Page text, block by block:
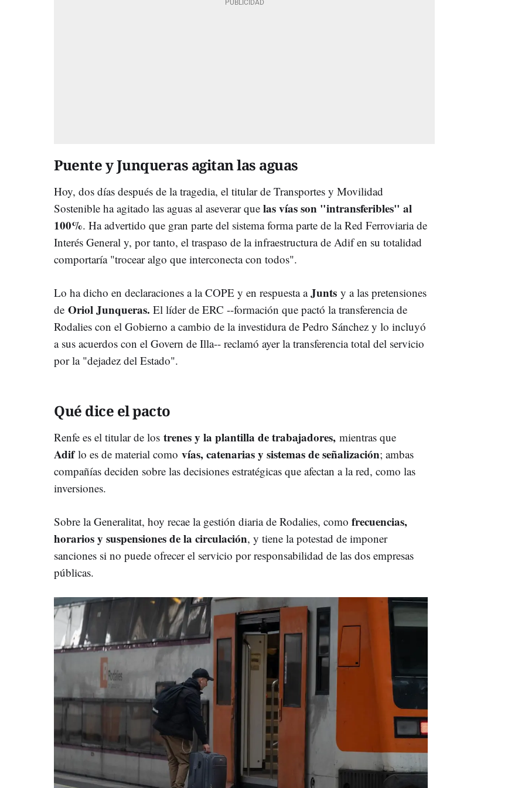
Puente y Junqueras agitan las aguas
Hoy, dos días después de la tragedia, el titular de Transportes y Movilidad
Sostenible ha agitado las aguas al aseverar que las vías son "intransferibles" al
100%. Ha advertido que gran parte del sistema forma parte de la Red Ferroviaria de
Interés General y, por tanto, el traspaso de la infraestructura de Adif en su totalidad
comportaría "trocear algo que interconecta con todos".
Lo ha dicho en declaraciones a la COPE y en respuesta aJunts y a las pretensiones
de Oriol Junqueras. El líder de ERC --formación que pactó la transferencia de
Rodalies con el Gobierno a cambio de la investidura de Pedro Sánchez y lo incluyó
a sus acuerdos con el Govern de Illa-- reclamó ayer la transferencia total del servicio
por la "dejadez del Estado".
Qué dice el pacto
Renfe es el titular de los trenes y la plantilla de trabajadores, mientras que
Adiflo es de material como vías, catenarias y sistemas de señalización; ambas
compañías deciden sobre las decisiones estratégicas que afectan a la red, como las
inversiones.
Sobre la Generalitat, hoy recae la gestión diaria de Rodalies, como frecuencias,
horarios y suspensiones de la circulación, y tiene la potestad de imponer
sanciones si no puede ofrecer el servicio por responsabilidad de las dos empresas
públicas.